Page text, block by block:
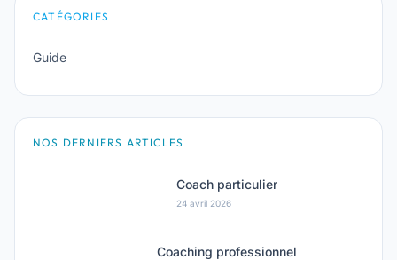
CATÉGORIES
Guide
NOS DERNIERS ARTICLES
Coach particulier
24 avril 2026
Coaching professionnel